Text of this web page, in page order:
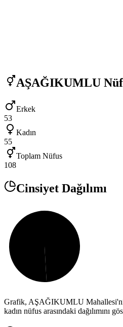
AŞAĞIKUMLU
Erkek
53
Kadın
55
Toplam Nüfus
108
Cinsiyet Dağılımı
Grafik, AŞAĞIKUMLU
kadın nüfus arasındaki dağılımını